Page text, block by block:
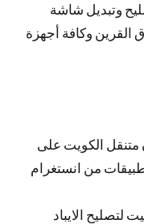
وتبديل شاشة
وكافة أجهزة
الكويت على
من انستغرام
لتصليح الايباد